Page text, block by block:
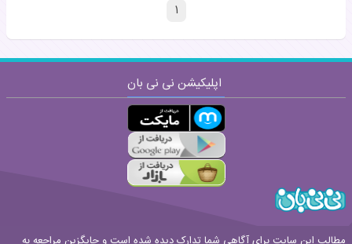
۱
اپلیکیشن نی نی بان